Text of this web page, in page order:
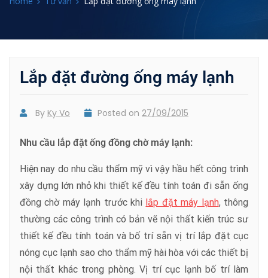
Lắp đặt đường ống máy lạnh
By Ky Vo Posted on 27/09/2015
Nhu cầu lắp đặt ống đồng chờ máy lạnh:
Hiện nay do nhu cầu thẩm mỹ vì vậy hầu hết công trình
xây dựng lớn nhỏ khi thiết kế đều tính toán đi sẵn ống
đồng chờ máy lạnh trước khi lắp đặt máy lạnh, thông
thường các công trình có bản vẽ nội thất kiến trúc sư
thiết kế đều tính toán và bố trí sẵn vị trí lắp đặt cục
nóng cục lạnh sao cho thẩm mỹ hài hòa với các thiết bị
nội thất khác trong phòng. Vị trí cục lạnh bố trí làm